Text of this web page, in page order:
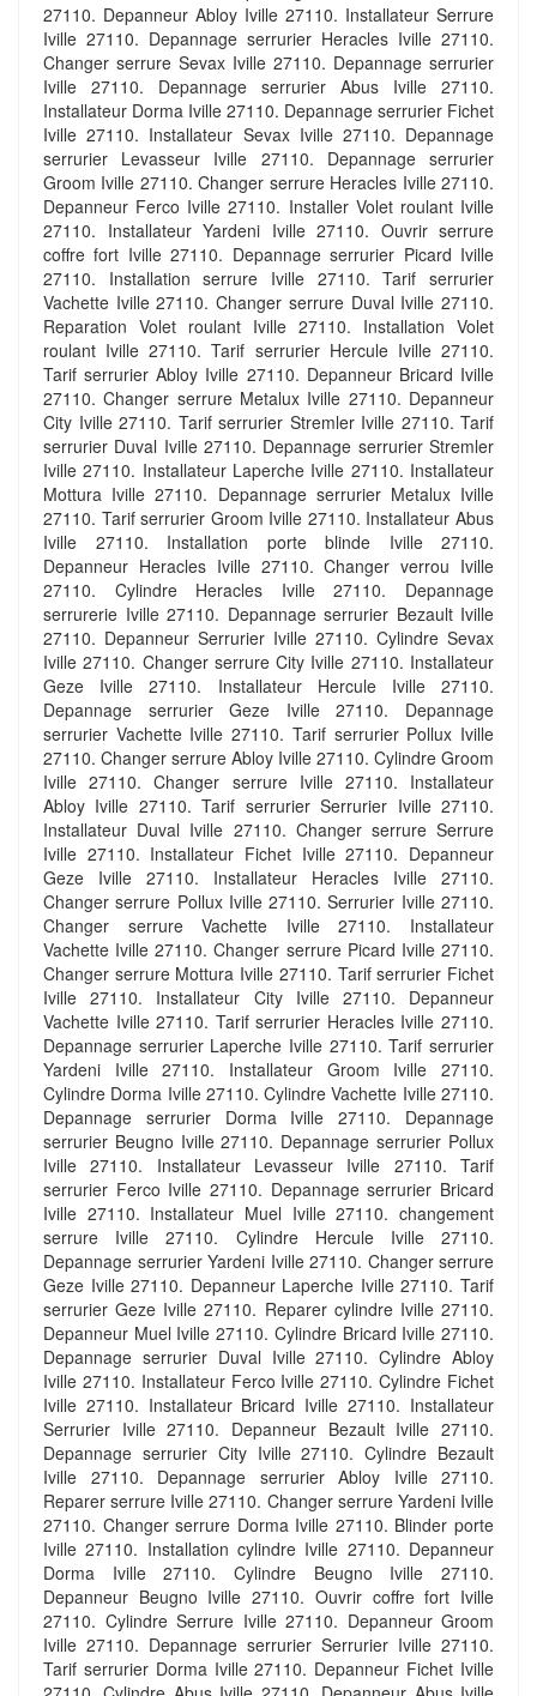
27110. Depanneur Abloy Iville 27110. Installateur Serrure
Iville 27110. Depannage serrurier Heracles Iville 27110.
Changer serrure Sevax Iville 27110. Depannage serrurier
Iville 27110. Depannage serrurier Abus Iville 27110.
Installateur Dorma Iville 27110. Depannage serrurier Fichet
Iville 27110. Installateur Sevax Iville 27110. Depannage
serrurier Levasseur Iville 27110. Depannage serrurier
Groom Iville 27110. Changer serrure Heracles Iville 27110.
Depanneur Ferco Iville 27110. Installer Volet roulant Iville
27110. Installateur Yardeni Iville 27110. Ouvrir serrure
coffre fort Iville 27110. Depannage serrurier Picard Iville
27110. Installation serrure Iville 27110. Tarif serrurier
Vachette Iville 27110. Changer serrure Duval Iville 27110.
Reparation Volet roulant Iville 27110. Installation Volet
roulant Iville 27110. Tarif serrurier Hercule Iville 27110.
Tarif serrurier Abloy Iville 27110. Depanneur Bricard Iville
27110. Changer serrure Metalux Iville 27110. Depanneur
City Iville 27110. Tarif serrurier Stremler Iville 27110. Tarif
serrurier Duval Iville 27110. Depannage serrurier Stremler
Iville 27110. Installateur Laperche Iville 27110. Installateur
Mottura Iville 27110. Depannage serrurier Metalux Iville
27110. Tarif serrurier Groom Iville 27110. Installateur Abus
Iville 27110. Installation porte blinde Iville 27110.
Depanneur Heracles Iville 27110. Changer verrou Iville
27110. Cylindre Heracles Iville 27110. Depannage
serrurerie Iville 27110. Depannage serrurier Bezault Iville
27110. Depanneur Serrurier Iville 27110. Cylindre Sevax
Iville 27110. Changer serrure City Iville 27110. Installateur
Geze Iville 27110. Installateur Hercule Iville 27110.
Depannage serrurier Geze Iville 27110. Depannage
serrurier Vachette Iville 27110. Tarif serrurier Pollux Iville
27110. Changer serrure Abloy Iville 27110. Cylindre Groom
Iville 27110. Changer serrure Iville 27110. Installateur
Abloy Iville 27110. Tarif serrurier Serrurier Iville 27110.
Installateur Duval Iville 27110. Changer serrure Serrure
Iville 27110. Installateur Fichet Iville 27110. Depanneur
Geze Iville 27110. Installateur Heracles Iville 27110.
Changer serrure Pollux Iville 27110. Serrurier Iville 27110.
Changer serrure Vachette Iville 27110. Installateur
Vachette Iville 27110. Changer serrure Picard Iville 27110.
Changer serrure Mottura Iville 27110. Tarif serrurier Fichet
Iville 27110. Installateur City Iville 27110. Depanneur
Vachette Iville 27110. Tarif serrurier Heracles Iville 27110.
Depannage serrurier Laperche Iville 27110. Tarif serrurier
Yardeni Iville 27110. Installateur Groom Iville 27110.
Cylindre Dorma Iville 27110. Cylindre Vachette Iville 27110.
Depannage serrurier Dorma Iville 27110. Depannage
serrurier Beugno Iville 27110. Depannage serrurier Pollux
Iville 27110. Installateur Levasseur Iville 27110. Tarif
serrurier Ferco Iville 27110. Depannage serrurier Bricard
Iville 27110. Installateur Muel Iville 27110. changement
serrure Iville 27110. Cylindre Hercule Iville 27110.
Depannage serrurier Yardeni Iville 27110. Changer serrure
Geze Iville 27110. Depanneur Laperche Iville 27110. Tarif
serrurier Geze Iville 27110. Reparer cylindre Iville 27110.
Depanneur Muel Iville 27110. Cylindre Bricard Iville 27110.
Depannage serrurier Duval Iville 27110. Cylindre Abloy
Iville 27110. Installateur Ferco Iville 27110. Cylindre Fichet
Iville 27110. Installateur Bricard Iville 27110. Installateur
Serrurier Iville 27110. Depanneur Bezault Iville 27110.
Depannage serrurier City Iville 27110. Cylindre Bezault
Iville 27110. Depannage serrurier Abloy Iville 27110.
Reparer serrure Iville 27110. Changer serrure Yardeni Iville
27110. Changer serrure Dorma Iville 27110. Blinder porte
Iville 27110. Installation cylindre Iville 27110. Depanneur
Dorma Iville 27110. Cylindre Beugno Iville 27110.
Depanneur Beugno Iville 27110. Ouvrir coffre fort Iville
27110. Cylindre Serrure Iville 27110. Depanneur Groom
Iville 27110. Depannage serrurier Serrurier Iville 27110.
Tarif serrurier Dorma Iville 27110. Depanneur Fichet Iville